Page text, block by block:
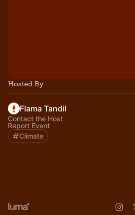
Hosted By
Flama Tandil
Contact the Host
Report Event
Climate